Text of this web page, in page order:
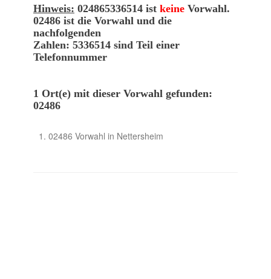
Hinweis: 024865336514 ist keine Vorwahl.
02486 ist die Vorwahl und die
nachfolgenden
Zahlen: 5336514 sind Teil einer
Telefonnummer
1 Ort(e) mit dieser Vorwahl gefunden:
02486
02486 Vorwahl in Nettersheim